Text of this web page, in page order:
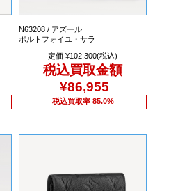
N63208 / アズール
ポルトフォイユ・サラ
定価 ¥102,300(税込)
税込買取金額
¥86,955
税込買取率 85.0%